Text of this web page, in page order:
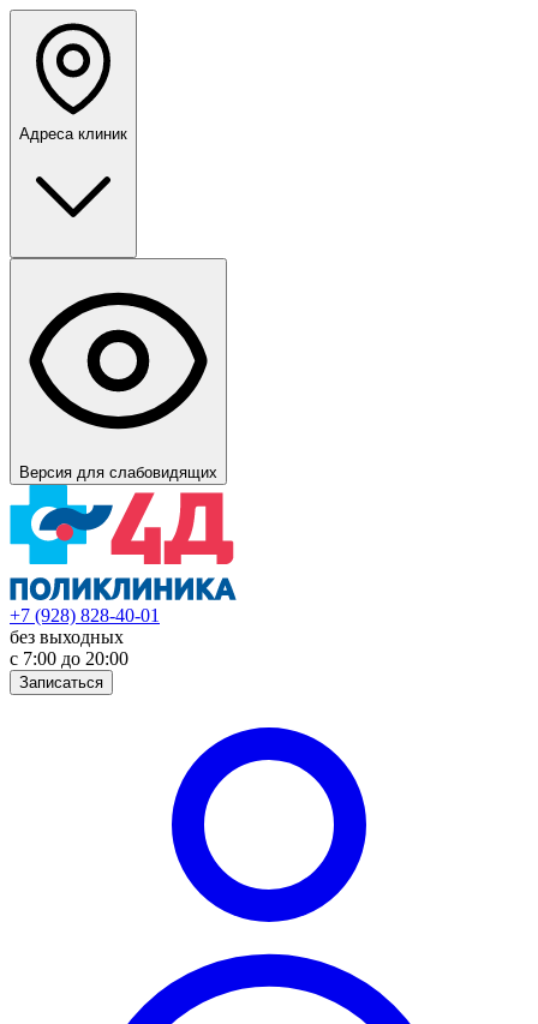
Адреса клиник
Версия для слабовидящих
+7 (928) 828-40-01
без выходных
с 7:00 до 20:00
Записаться